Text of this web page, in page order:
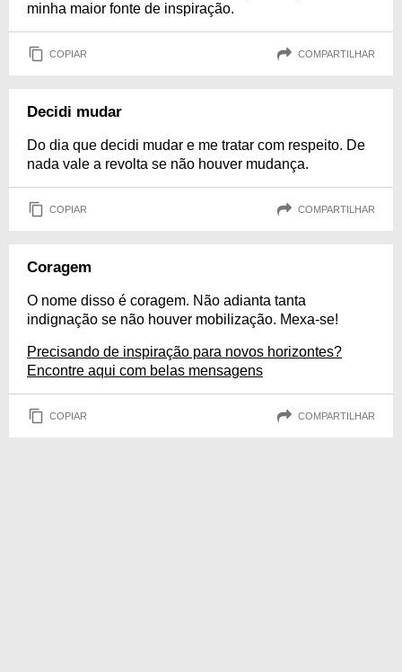
minha maior fonte de inspiração.
COPIAR COMPARTILHAR
Decidi mudar
Do dia que decidi mudar e me tratar com respeito. De
nada vale a revolta se não houver mudança.
COPIAR COMPARTILHAR
Coragem
O nome disso é coragem. Não adianta tanta
indignação se não houver mobilização. Mexa-se!
Precisando de inspiração para novos horizontes?
Encontre aqui com belas mensagens
COPIAR COMPARTILHAR